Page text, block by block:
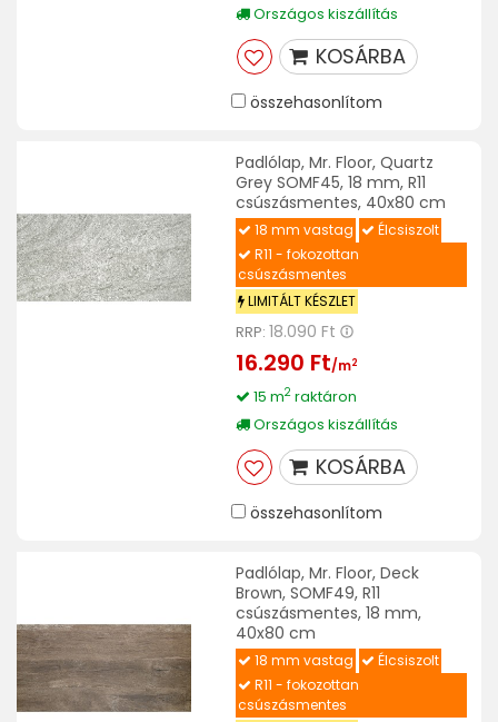
Országos kiszállítás
KOSÁRBA
összehasonlítom
Padlólap, Mr. Floor, Quartz
Grey SOMF45, 18 mm, R11
csúszásmentes, 40x80 cm
18 mm vastag
Élcsiszolt
R11 - fokozottan
csúszásmentes
LIMITÁLT KÉSZLET
RRP: 18.090 Ft
16.290 Ft/m2
15 m2raktáron
Országos kiszállítás
KOSÁRBA
összehasonlítom
Padlólap, Mr. Floor, Deck
Brown, SOMF49, R11
csúszásmentes, 18 mm,
40x80 cm
18 mm vastag
Élcsiszolt
R11 - fokozottan
csúszásmentes